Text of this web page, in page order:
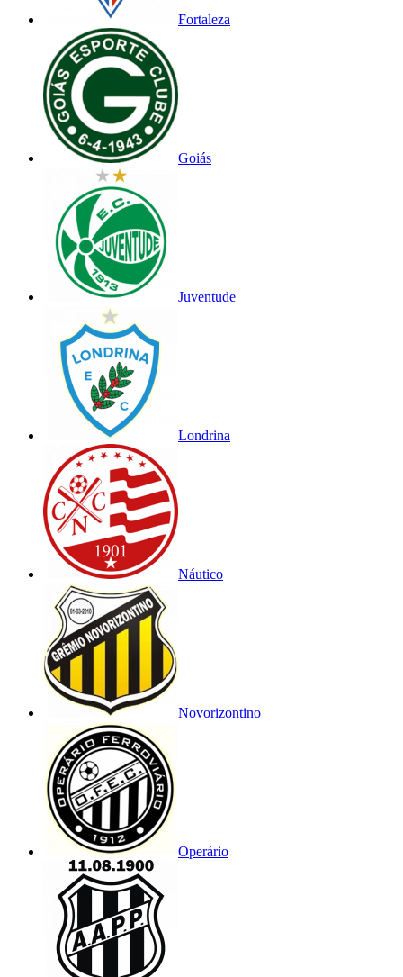
Fortaleza
Goiás
Juventude
Londrina
Náutico
Novorizontino
Operário